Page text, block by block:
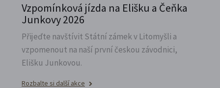
Vzpomínková jízda na Elišku a Čeňka
Junkovy 2026
Přijeďte navštívit Státní zámek v Litomyšli a
vzpomenout na naší první českou závodnici,
Elišku Junkovou.
Rozbalte si další akce